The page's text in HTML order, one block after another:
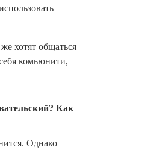
хотят общаться
комьюнити,
Как
Однако